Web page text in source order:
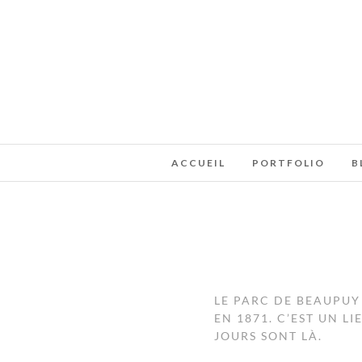
ACCUEIL PORTFOLIO
LE PARC DE
EN 1871. C’EST UN
JOURS SONT LÀ.